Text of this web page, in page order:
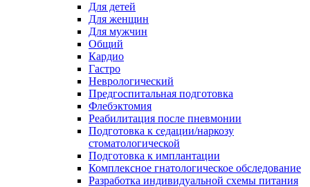
Для детей
Для женщин
Для мужчин
Общий
Кардио
Гастро
Неврологический
Предгоспитальная подготовка
Флебэктомия
Реабилитация после пневмонии
Подготовка к седации/наркозу
стоматологической
Подготовка к имплантации
Комплексное гнатологическое обследование
Разработка индивидуальной схемы питания